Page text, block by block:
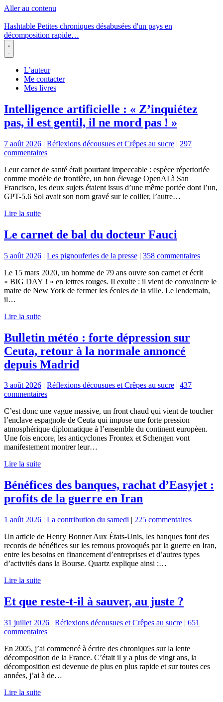
Aller au contenu
Hashtable Petites chroniques désabusées d'un pays en
décomposition rapide…
Menu
L’auteur
Me contacter
Mes livres
Intelligence artificielle : « Z’inquiétez
pas, il est gentil, il ne mord pas ! »
7 août 2026 | Réflexions décousues et Crêpes au sucre | 297
commentaires
Leur carnet de santé était pourtant impeccable : espèce répertoriée
comme modèle de frontière, un bon élevage OpenAI à San
Francisco, les deux sujets étaient issus d’une même portée dont l’un,
GPT-5.6 Sol avait son nom gravé sur le collier, l’autre…
Lire la suite
Le carnet de bal du docteur Fauci
5 août 2026 | Les pignouferies de la presse | 358 commentaires
Le 15 mars 2020, un homme de 79 ans ouvre son carnet et écrit
« BIG DAY ! » en lettres rouges. Il exulte : il vient de convaincre le
maire de New York de fermer les écoles de la ville. Le lendemain,
il…
Lire la suite
Bulletin météo : forte dépression sur
Ceuta, retour à la normale annoncé
depuis Madrid
3 août 2026 | Réflexions décousues et Crêpes au sucre | 437
commentaires
C’est donc une vague massive, un front chaud qui vient de toucher
l’enclave espagnole de Ceuta qui impose une forte pression
atmosphérique diplomatique à l’ensemble du continent européen.
Une fois encore, les anticyclones Frontex et Schengen vont
manifestement montrer leur…
Lire la suite
Bénéfices des banques, rachat d’Easyjet :
profits de la guerre en Iran
1 août 2026 | La contribution du samedi | 225 commentaires
Un article de Henry Bonner Aux États-Unis, les banques font des
records de bénéfices sur les remous provoqués par la guerre en Iran,
entre les besoins en financement d’entreprises et d’autres types
d’activités dans la Bourse. Quartz explique ainsi :…
Lire la suite
Et que reste-t-il à sauver, au juste ?
31 juillet 2026 | Réflexions décousues et Crêpes au sucre | 651
commentaires
En 2005, j’ai commencé à écrire des chroniques sur la lente
décomposition de la France. C’était il y a plus de vingt ans, la
décomposition est devenue de plus en plus rapide et sur toutes ces
années, j’ai à de…
Lire la suite